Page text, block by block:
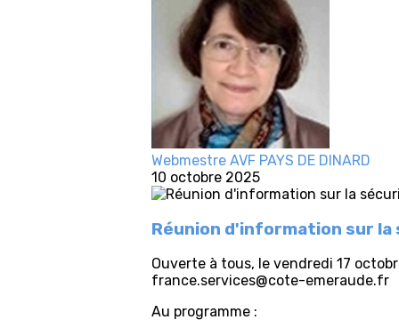
Webmestre AVF PAYS DE DINARD
10 octobre 2025
Réunion d'information sur
Ouverte à tous, le vendredi 17
france.services@cote-emeraude.fr
Au programme :